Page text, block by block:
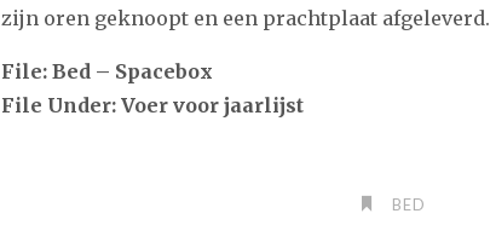
zijn oren geknoopt en een prachtplaat afgeleverd.
File: Bed – Spacebox
File Under: Voer voor jaarlijst
BED